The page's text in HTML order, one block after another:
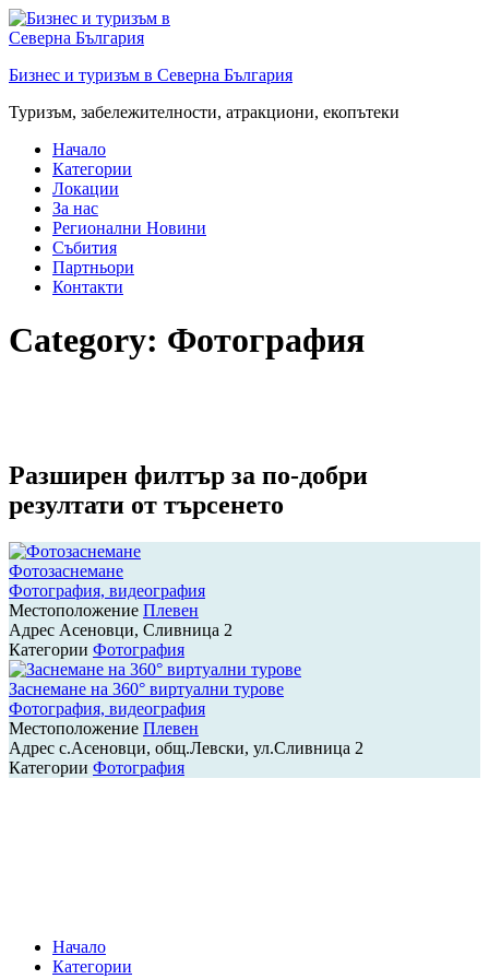
Преминете
към
Бизнес и туризъм в Северна България
Туризъм, забележителности, атракциони, екопътеки
Начало
Категории
Локации
За нас
Регионални Новини
Събития
Партньори
Контакти
Category: Фотография
Разширен филтър за по-добри
резултати от търсенето
Фотозаснемане
Фотография, видеография
Местоположение Плевен
Адрес Асеновци, Сливница 2
Категории Фотография
Заснемане на 360° виртуални турове
Фотография, видеография
Местоположение Плевен
Адрес с.Асеновци, общ.Левски, ул.Сливница 2
Категории Фотография
Начало
Категории